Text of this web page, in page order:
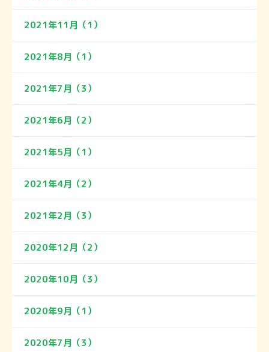
2021年11月（1）
2021年8月（1）
2021年7月（3）
2021年6月（2）
2021年5月（1）
2021年4月（2）
2021年2月（3）
2020年12月（2）
2020年10月（3）
2020年9月（1）
2020年7月（3）